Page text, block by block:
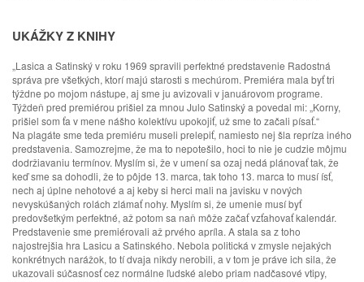
UKÁŽKY Z KNIHY
„Lasica a Satinský v roku 1969 spravili perfektné predstavenie Radostná
správa pre všetkých, ktorí majú starosti s mechúrom. Premiéra mala byť tri
týždne po mojom nástupe, aj sme ju avizovali v januárovom programe.
Týždeň pred premiérou prišiel za mnou Julo Satinský a povedal mi: „Korny,
prišiel som ťa v mene nášho kolektívu upokojiť, už sme to začali písať.“
Na plagáte sme teda premiéru museli prelepiť, namiesto nej šla repríza iného
predstavenia. Samozrejme, že ma to nepotešilo, hoci to nie je cudzie môjmu
dodržiavaniu termínov. Myslím si, že v umení sa ozaj nedá plánovať tak, že
keď sme sa dohodli, že to pôjde 13. marca, tak toho 13. marca to musí ísť,
nech aj úplne nehotové a aj keby si herci mali na javisku v nových
nevyskúšaných rolách zlámať nohy. Myslím si, že umenie musí byť
predovšetkým perfektné, až potom sa naň môže začať vzťahovať kalendár.
Predstavenie sme premiérovali až prvého apríla. A stala sa z toho
najostrejšia hra Lasicu a Satinského. Nebola politická v zmysle nejakých
konkrétnych narážok, to tí dvaja nikdy nerobili, a v tom je práve ich sila, že
ukazovali súčasnosť cez normálne ľudské alebo priam nadčasové vtipy,